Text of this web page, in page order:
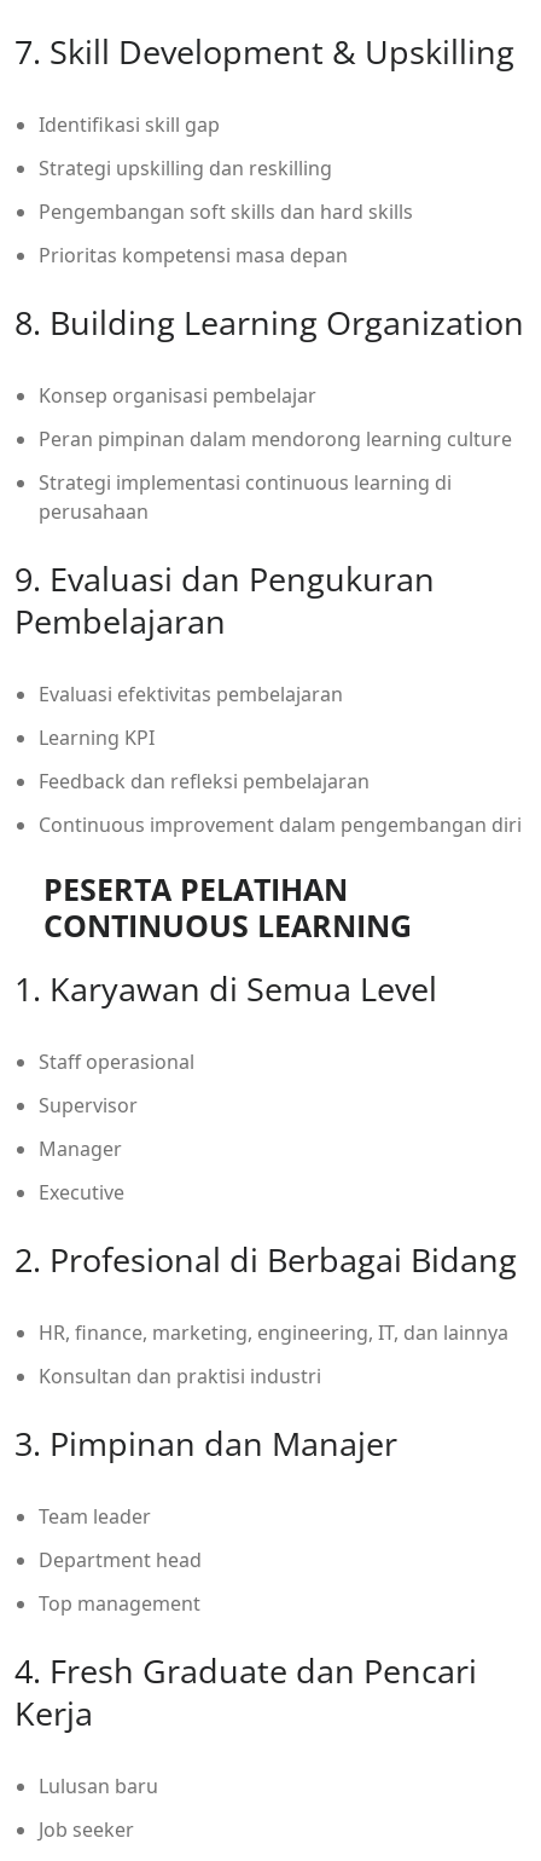
7. Skill Development & Upskilling
Identifikasi skill gap
Strategi upskilling dan reskilling
Pengembangan soft skills dan hard skills
Prioritas kompetensi masa depan
8. Building Learning Organization
Konsep organisasi pembelajar
Peran pimpinan dalam mendorong learning culture
Strategi implementasi continuous learning di
perusahaan
9. Evaluasi dan Pengukuran
Pembelajaran
Evaluasi efektivitas pembelajaran
Learning KPI
Feedback dan refleksi pembelajaran
Continuous improvement dalam pengembangan diri
PESERTA PELATIHAN
CONTINUOUS LEARNING
1. Karyawan di Semua Level
Staff operasional
Supervisor
Manager
Executive
2. Profesional di Berbagai Bidang
HR, finance, marketing, engineering, IT, dan lainnya
Konsultan dan praktisi industri
3. Pimpinan dan Manajer
Team leader
Department head
Top management
4. Fresh Graduate dan Pencari
Kerja
Lulusan baru
Job seeker